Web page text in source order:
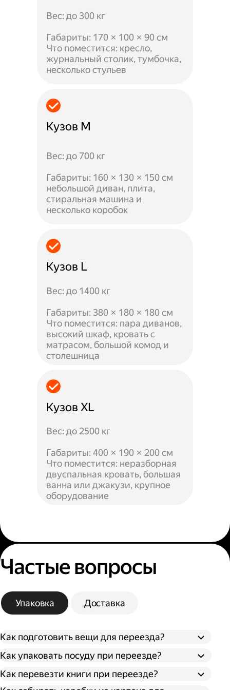
Вес: до 300 кг
Габариты: 170 × 100 × 90 см
Что поместится: кресло,
журнальный столик, тумбочка,
несколько стульев
Кузов M
Вес: до 700 кг
Габариты: 160 × 130 × 150 см
небольшой диван, плита,
стиральная машина и
несколько коробок
Кузов L
Вес: до 1400 кг
Габариты: 380 × 180 × 180 см
Что поместится: пара диванов,
высокий шкаф, кровать с
матрасом, большой комод и
столешница
Кузов XL
Вес: до 2500 кг
Габариты: 400 × 190 × 200 см
Что поместится: неразборная
двуспальная кровать, большая
ванна или джакузи, крупное
оборудование
Частые вопросы
Упаковка Доставка
Как подготовить вещи для переезда?
Сначала упакуйте предметы интерьера,
обувь и одежду, которые не понадобятся в
Как упаковать посуду при переезде?
Застелите дно коробки поролоном,
синтепоном или другим мягким
Как перевезти книги при переезде?